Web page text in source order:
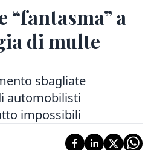
“fantasma” a
di multe
sbagliate
automobilisti
impossibili